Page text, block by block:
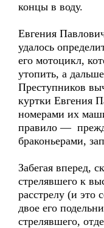
концы в воду.
Евгения
удалось
его мотоцикл,
утопить, а
Преступников
куртки Евгения
номерами их
правило —
браконьерами,
Забегая вперед,
стрелявшего к
расстрелу (и это
двое его
стрелявшего,